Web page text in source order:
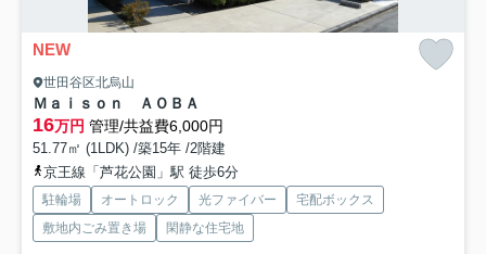
NEW
世田谷区北烏山
Ｍａｉｓｏｎ ＡＯＢＡ
16万円 管理/共益費6,000円
51.77㎡ (1LDK) /築15年 /2階建
京王線「芦花公園」駅 徒歩6分
駐輪場 オートロック 光ファイバー
宅配ボックス
敷地内ごみ置き場
閑静な住宅地